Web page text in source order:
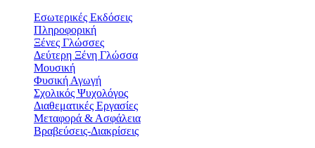
Εσωτερικές Εκδόσεις
Πληροφορική
Ξένες Γλώσσες
Δεύτερη Ξένη Γλώσσα
Μουσική
Φυσική Αγωγή
Σχολικός Ψυχολόγος
Διαθεματικές Εργασίες
Μεταφορά & Ασφάλεια
Βραβεύσεις-Διακρίσεις